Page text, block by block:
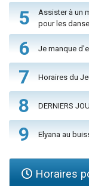
5
Assister à un
pour les
6 Je manque
7 Horaires du
8 DERNIERS
9 Elyana au
Horaires